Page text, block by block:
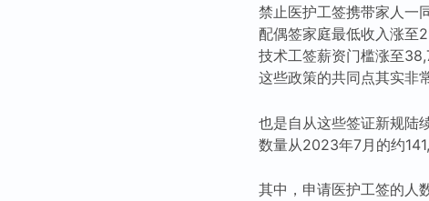
禁止医护工签携带家人一
配偶签家庭最低收入涨至
技术工签薪资门槛涨至
这些政策的共同点其实非
也是自从这些签证新规陆
数量从2023年7月的约
其中，申请医护工签的人